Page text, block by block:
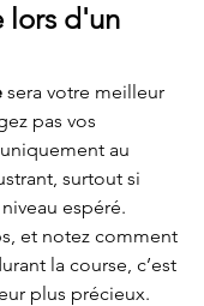
lors d'un
sera votre meilleur
pas vos
au
surtout si
espéré.
et notez comment
la course, c’est
plus précieux.